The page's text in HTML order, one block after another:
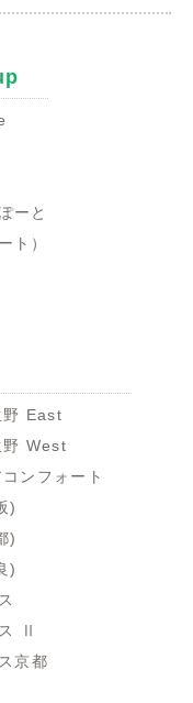
ーと
ト）
野 East
野 West
ンフォート
)
)
)
Ⅱ
京都